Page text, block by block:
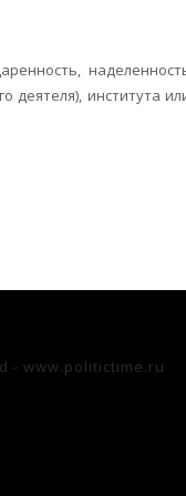
деятеля), института
- www.politictime.ru